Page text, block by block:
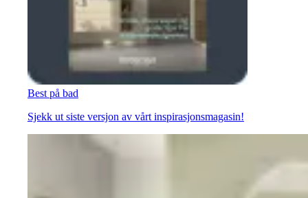
Best på bad
Sjekk ut siste versjon av vårt inspirasjonsmagasin!